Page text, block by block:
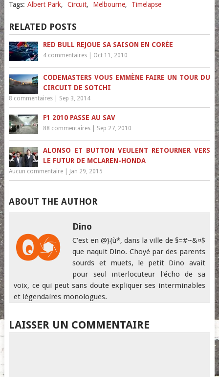
Tags: Albert Park, Circuit, Melbourne, Timelapse
RELATED POSTS
RED BULL REJOUE SA SAISON EN CORÉE
4 commentaires| Oct 11, 2010
CODEMASTERS VOUS EMMÈNE FAIRE UN TOUR DU
CIRCUIT DE SOTCHI
8 commentaires| Sep 3, 2014
F1 2010 PASSE AU SAV
88 commentaires| Sep 27, 2010
ALONSO ET BUTTON VEULENT RETOURNER VERS
LE FUTUR DE MCLAREN-HONDA
Aucun commentaire| Jan 29, 2015
ABOUT THE AUTHOR
Dino
C'est en @}{ù*, dans la ville de §=#~&¤$
que naquit Dino. Choyé par des parents
sourds et muets, le petit Dino avait
pour seul interlocuteur l'écho de sa
voix, ce qui peut sans doute expliquer ses interminables
et légendaires monologues.
LAISSER UN COMMENTAIRE